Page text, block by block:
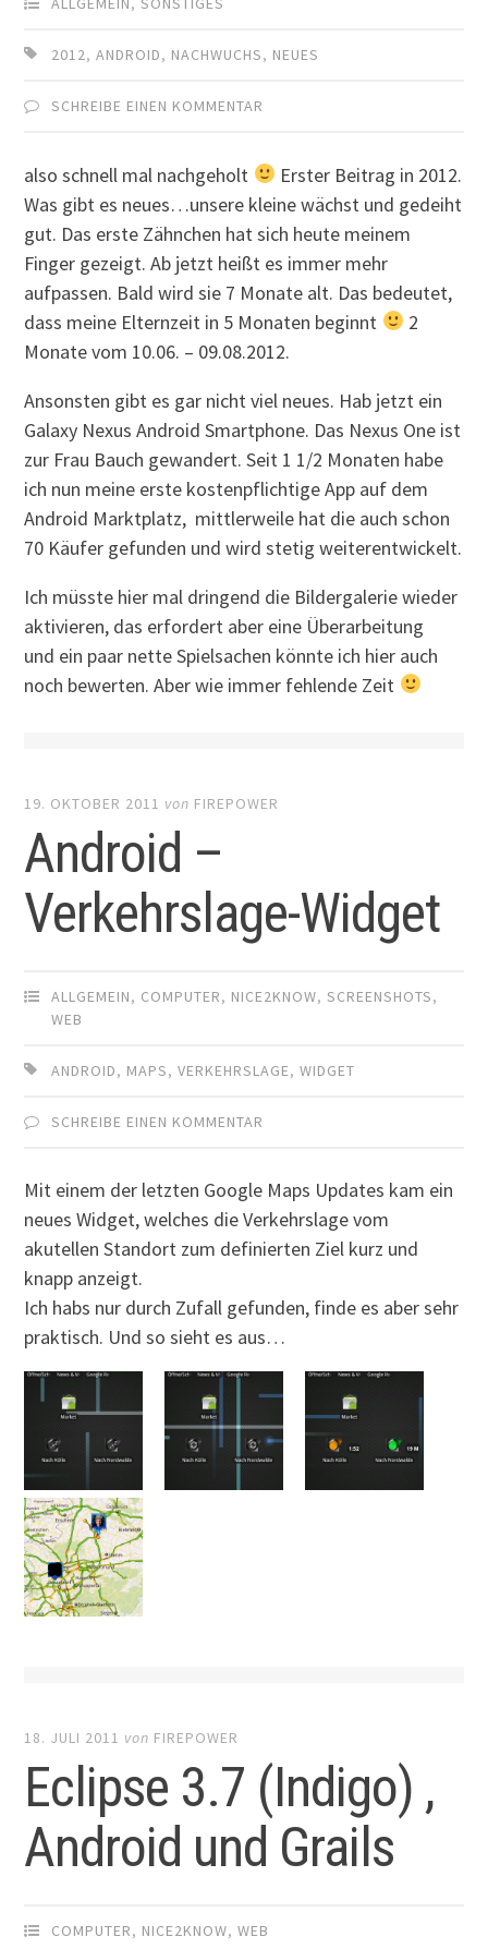
2012,ANDROID, NACHWUCHS, NEUES
SCHREIBE EINEN KOMMENTAR
also schnell mal nachgeholt
Erster Beitrag in 2012.
Was gibt es neues…unsere kleine wächst und gedeiht
gut. Das erste Zähnchen hat sich heute meinem
Finger gezeigt. Ab jetzt heißt es immer mehr
aufpassen. Bald wird sie 7 Monate alt. Das bedeutet,
dass meine Elternzeit in 5 Monaten beginnt
2
Monate vom 10.06. – 09.08.2012.
Ansonsten gibt es gar nicht viel neues. Hab jetzt ein
Galaxy Nexus Android Smartphone. Das Nexus One ist
zur Frau Bauch gewandert. Seit 1 1/2 Monaten habe
ich nun meine erste kostenpflichtige App auf dem
Android Marktplatz, mittlerweile hat die auch schon
70 Käufer gefunden und wird stetig weiterentwickelt.
Ich müsste hier mal dringend die Bildergalerie wieder
aktivieren, das erfordert aber eine Überarbeitung
und ein paar nette Spielsachen könnte ich hier auch
noch bewerten. Aber wie immer fehlende Zeit
19. OKTOBER 2011 von FIREPOWER
Android –
Verkehrslage-Widget
ALLGEMEIN, COMPUTER, NICE2KNOW,SCREENSHOTS,
WEB
ANDROID, MAPS,VERKEHRSLAGE,WIDGET
SCHREIBE EINEN KOMMENTAR
Mit einem der letzten Google Maps Updates kam ein
neues Widget, welches die Verkehrslage vom
akutellen Standort zum definierten Ziel kurz und
knapp anzeigt.
Ich habs nur durch Zufall gefunden, finde es aber sehr
praktisch. Und so sieht es aus…
18. JULI 2011 von FIREPOWER
Eclipse 3.7 (Indigo) ,
Android und Grails
COMPUTER, NICE2KNOW,WEB